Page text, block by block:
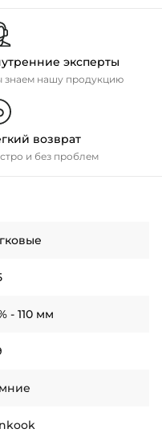
эксперты
знаем нашу продукцию
возврат
и без проблем
- 110 мм